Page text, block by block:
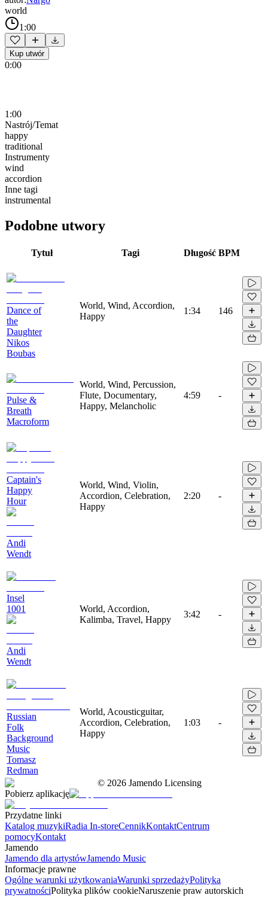
world
1:00
Kup utwór
0:00
1:00
Nastrój/Temat
happy
traditional
Instrumenty
wind
accordion
Inne tagi
instrumental
Podobne utwory
Tytuł Tagi Długość BPM
Dance of
the
Daughter
Nikos
Boubas
World, Wind, Accordion,
Happy
1:34 146
Pulse &
Breath
Macroform
World, Wind, Percussion,
Flute, Documentary,
Happy, Melancholic
4:59 -
Captain's
Happy
Hour
Andi
Wendt
World, Wind, Violin,
Accordion, Celebration,
Happy
2:20 -
Insel
1001
Andi
Wendt
World, Accordion,
Kalimba, Travel, Happy
3:42 -
Russian
Folk
Background
Music
Tomasz
Redman
World, Acousticguitar,
Accordion, Celebration,
Happy
1:03 -
© 2026 Jamendo Licensing
Pobierz aplikację
Przydatne linki
Katalog muzykiRadia In-storeCennikKontaktCentrum
pomocyKontakt
Jamendo
Jamendo dla artystówJamendo Music
Informacje prawne
Ogólne warunki użytkowaniaWarunki sprzedażyPolityka
prywatnościPolityka plików cookieNaruszenie praw autorskich